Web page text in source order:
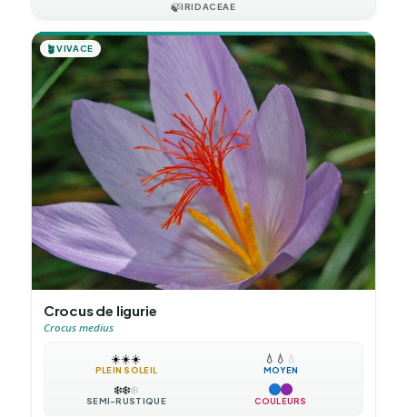
🍃IRIDACEAE
🪴VIVACE
Crocus de ligurie
Crocus medius
☀️☀️☀️
PLEIN SOLEIL
💧 💧 💧
MOYEN
❄️❄️❄️
SEMI-RUSTIQUE COULEURS